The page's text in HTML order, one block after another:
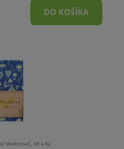
DO KOŠÍKA
Modrotlač, 34 x 42